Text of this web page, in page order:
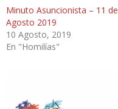
Minuto Asuncionista – 11 de
Agosto 2019
10 Agosto, 2019
En "Homilías"